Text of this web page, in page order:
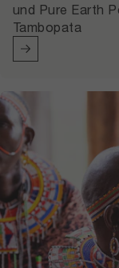
und Pure Earth
Tambopata